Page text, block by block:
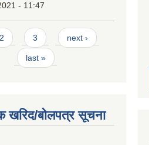
- 11:47
2 3 next ›
last »
खरिद/बोलपत्र सूचना